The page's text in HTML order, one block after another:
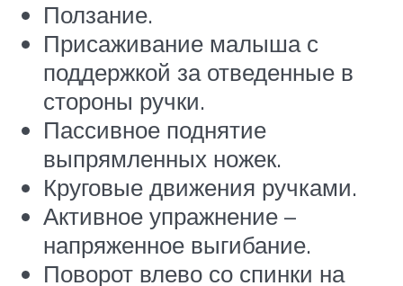
Ползание.
Присаживание малыша с
поддержкой за отведенные в
стороны ручки.
Пассивное поднятие
выпрямленных ножек.
Круговые движения ручками.
Активное упражнение –
напряженное выгибание.
Поворот влево со спинки на